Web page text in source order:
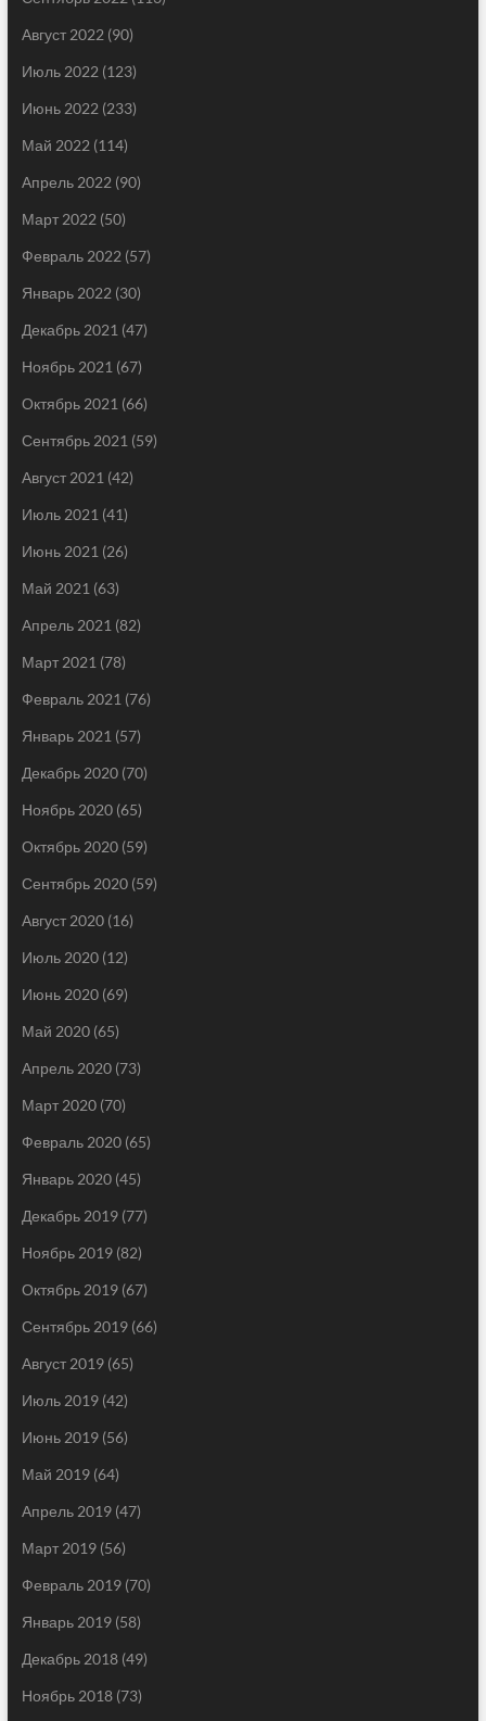
Август 2022 (90)
Июль 2022 (123)
Июнь 2022 (233)
Май 2022 (114)
Апрель 2022 (90)
Март 2022 (50)
Февраль 2022 (57)
Январь 2022 (30)
Декабрь 2021 (47)
Ноябрь 2021 (67)
Октябрь 2021 (66)
Сентябрь 2021 (59)
Август 2021 (42)
Июль 2021 (41)
Июнь 2021 (26)
Май 2021 (63)
Апрель 2021 (82)
Март 2021 (78)
Февраль 2021 (76)
Январь 2021 (57)
Декабрь 2020(70)
Ноябрь 2020(65)
Октябрь 2020(59)
Сентябрь 2020(59)
Август 2020(16)
Июль 2020(12)
Июнь 2020(69)
Май 2020(65)
Апрель 2020(73)
Март 2020(70)
Февраль 2020(65)
Январь 2020(45)
Декабрь 2019(77)
Ноябрь 2019(82)
Октябрь 2019(67)
Сентябрь 2019(66)
Август 2019(65)
Июль 2019(42)
Июнь 2019(56)
Май 2019(64)
Апрель 2019(47)
Март 2019(56)
Февраль 2019(70)
Январь 2019(58)
Декабрь 2018(49)
Ноябрь 2018(73)